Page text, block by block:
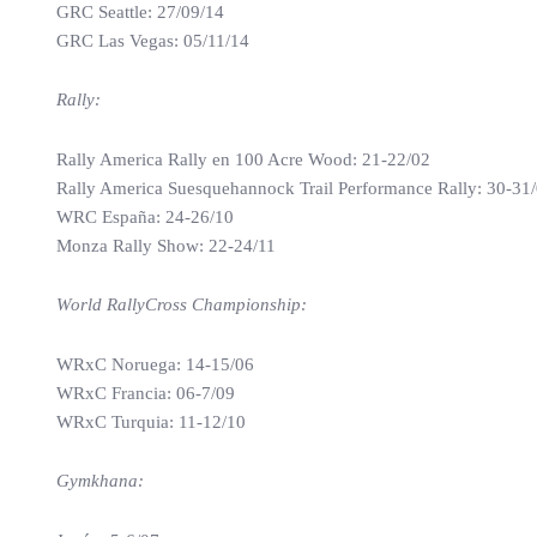
GRC Seattle: 27/09/14
GRC Las Vegas: 05/11/14
Rally:
Rally America Rally en 100 Acre Wood: 21-22/02
Rally America Suesquehannock Trail Performance Rally: 30-
WRC España: 24-26/10
Monza Rally Show: 22-24/11
World RallyCross Championship:
WRxC Noruega: 14-15/06
WRxC Francia: 06-7/09
WRxC Turquia: 11-12/10
Gymkhana: